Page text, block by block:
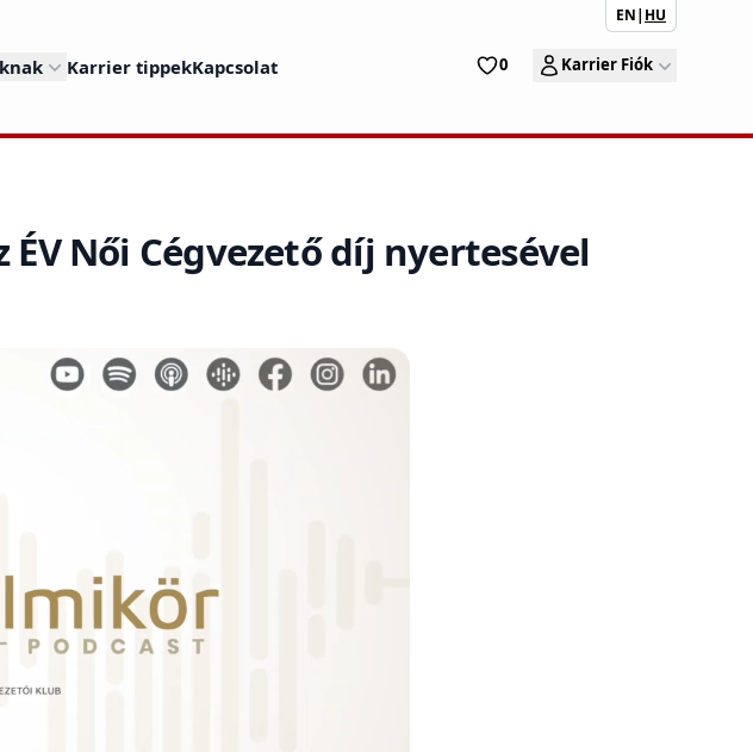
Karrier tippekKapcsolat
EN| HU
0 Karrier Fiók
Női Cégvezető díj nyertesével